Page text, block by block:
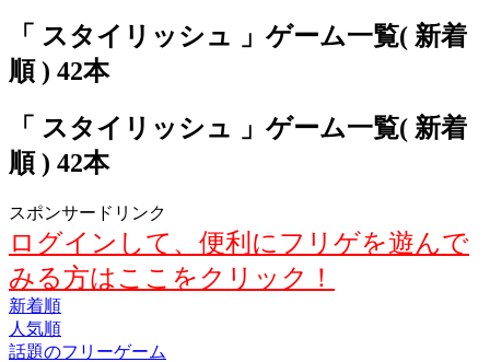
「 スタイリッシュ 」ゲーム一覧( 新着
順 ) 42本
「 スタイリッシュ 」ゲーム一覧( 新着
順 ) 42本
スポンサードリンク
ログインして、便利にフリゲを遊んで
みる方はここをクリック！
新着順
人気順
話題のフリーゲーム